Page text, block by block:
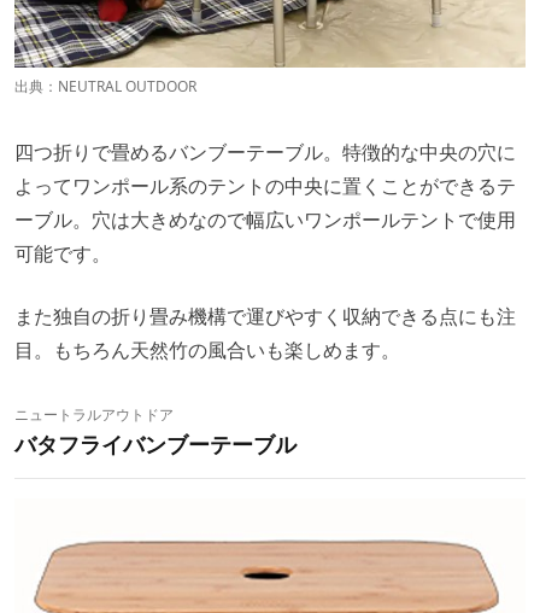
出典： NEUTRAL OUTDOOR
四つ折りで畳めるバンブーテーブル。特徴的な中央の穴に
よってワンポール系のテントの中央に置くことができるテ
ーブル。穴は大きめなので幅広いワンポールテントで使用
可能です。
また独自の折り畳み機構で運びやすく収納できる点にも注
目。もちろん天然竹の風合いも楽しめます。
ニュートラルアウトドア
バタフライバンブーテーブル